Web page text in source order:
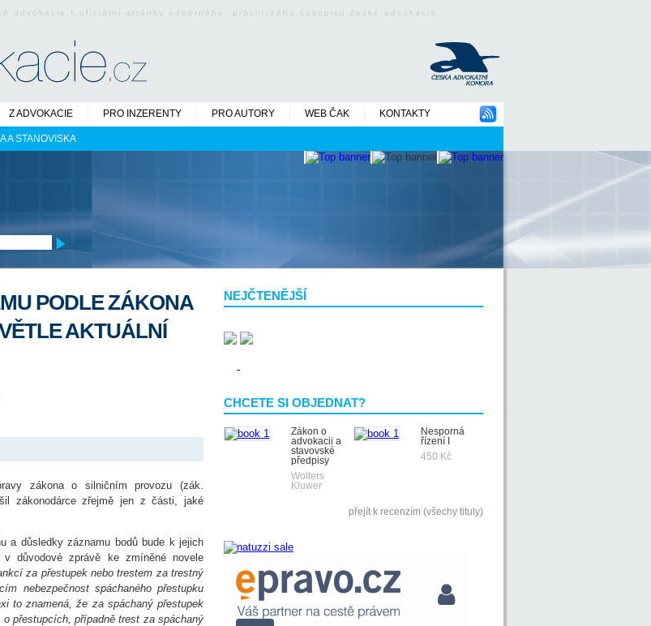
advokacie • oficiální stránky odborného právnického časopisu české advokacie
A STANOVISKA
Z ADVOKACIE PRO INZERENTY PRO AUTORY WEB ČAK KONTAKTY
NEJČTENĚJŠÍ
CHCETE SI OBJEDNAT?
Zákon o
advokacii a
stavovské
předpisy
Wolters
Kluwer
Nesporná
řízení I
450 Kč
přejít k recenzím (všechy tituly)
PODLE ZÁKONA
AKTUÁLNÍ
zákona o silničním provozu (zák.
zákonodárce zřejmě jen z části, jaké
a důsledky záznamu bodů bude k jejich
v důvodové zprávě ke zmíněné novele
za přestupek nebo trestem za trestný
nebezpečnost spáchaného přestupku
to znamená, že za spáchaný přestupek
přestupcích, případně trest za spáchaný